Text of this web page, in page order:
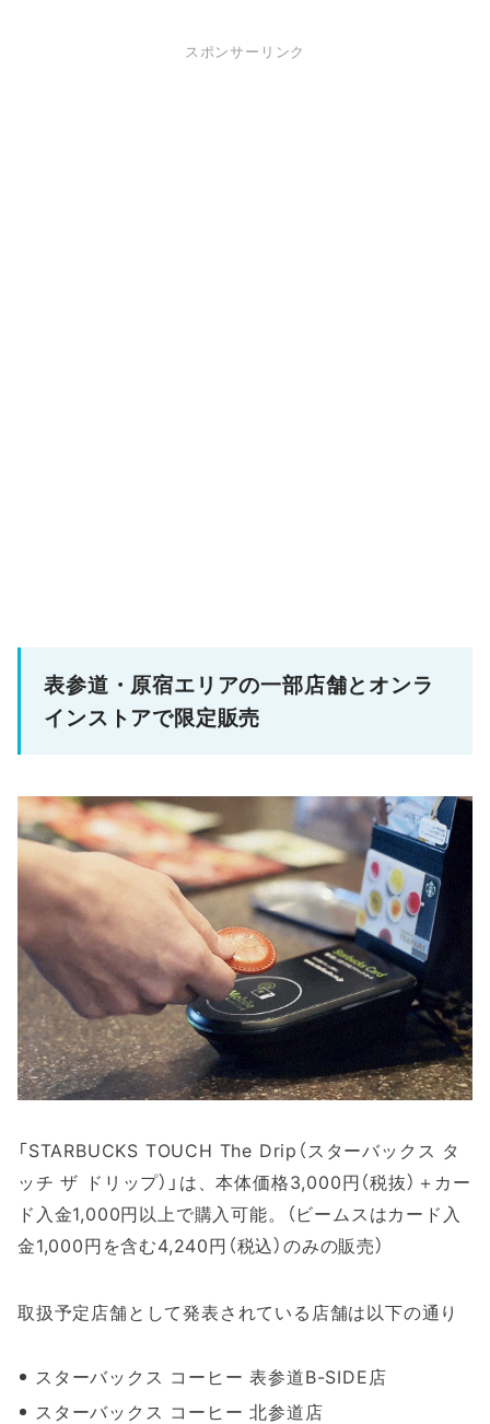
スポンサーリンク
表参道・原宿エリアの一部店舗とオンラ
インストアで限定販売
「STARBUCKS TOUCH The Drip（スターバックス タ
ッチ ザ ドリップ）」は、本体価格3,000円（税抜）＋カー
ド入金1,000円以上で購入可能。（ビームスはカード入
金1,000円を含む4,240円（税込）のみの販売）
取扱予定店舗として発表されている店舗は以下の通り
スターバックス コーヒー 表参道B-SIDE店
スターバックス コーヒー 北参道店